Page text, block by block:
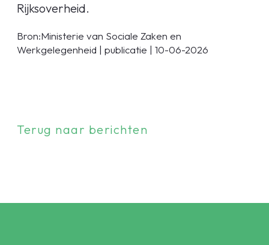
Rijksoverheid.
Bron:Ministerie van Sociale Zaken en
Werkgelegenheid | publicatie | 10-06-2026
Terug naar berichten